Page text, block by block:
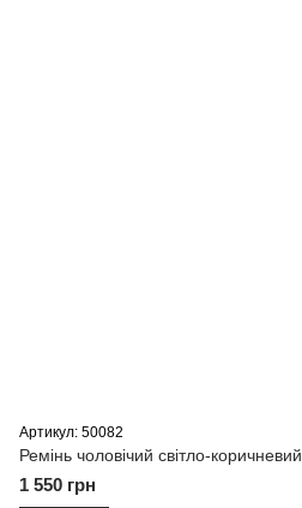
Артикул: 50082
Ремiнь чоловiчий світло-коричневий
1 550 грн